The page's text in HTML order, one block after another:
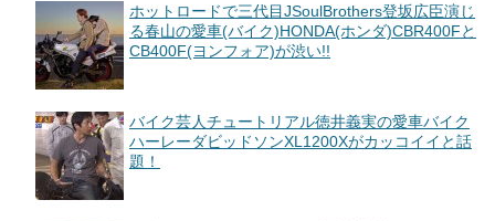
ホットロードで三代目JSoulBrothers登坂広臣演じ
る春山の愛車(バイク)HONDA(ホンダ)CBR400Fと
CB400F(ヨンフォア)が渋い!!
バイク芸人チュートリアル徳井義実の愛車バイク
ハーレーダビッドソンXL1200Xがカッコイイと話
題！